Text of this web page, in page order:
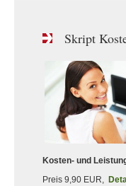
Skript
Kosten- und
Preis 9,90 EUR,